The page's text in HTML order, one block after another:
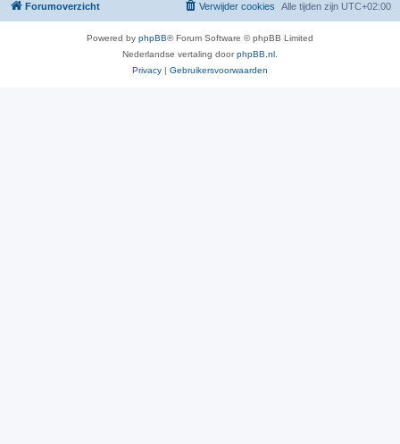
Forumoverzicht Alle tijden zijn UTC+02:00
Verwijder cookies
Powered by phpBB® Forum Software © phpBB Limited
Nederlandse vertaling doorphpBB.nl
Privacy | Gebruikersvoorwaarden